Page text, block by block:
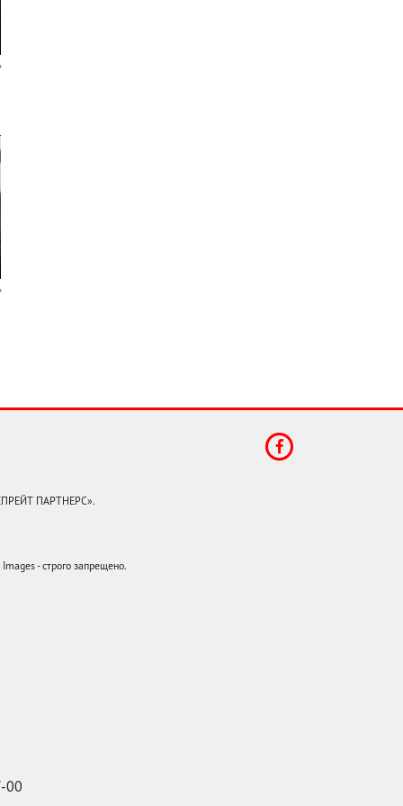
ПАРТНЕРС».
- строго запрещено.
00